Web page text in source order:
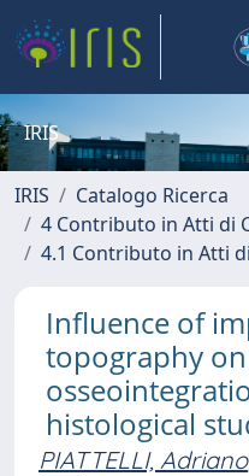
IRIS
IRIS
Catalogo Ricerca
4 Contributo in Atti di
4.1 Contributo in Atti
Influence of
topography
histological
PIATTELLI, Adriano